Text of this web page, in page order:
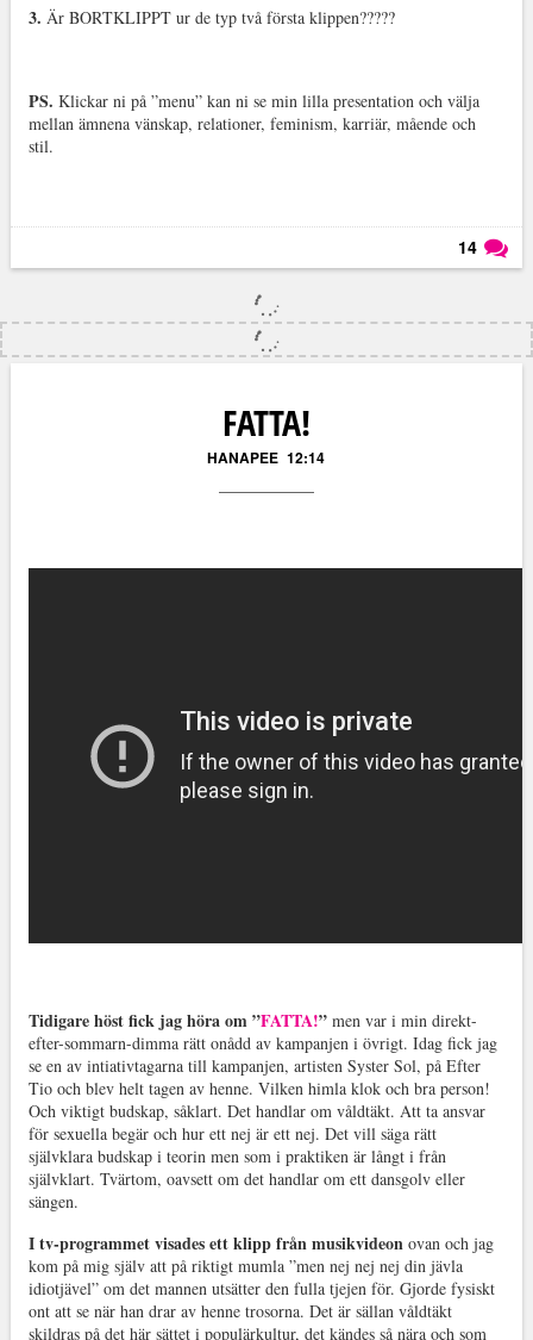
3. Är BORTKLIPPT ur de typ två första klippen?????
PS. Klickar ni på ”menu” kan ni se min lilla presentation och välja
mellan ämnena vänskap, relationer, feminism, karriär, mående och
stil.
14
FATTA!
HANAPEE 12:14
Tidigare höst fick jag höra om ”FATTA!”men var i min direkt-
efter-sommarn-dimma rätt onådd av kampanjen i övrigt. Idag fick jag
se en av intiativtagarna till kampanjen, artisten Syster Sol, på Efter
Tio och blev helt tagen av henne. Vilken himla klok och bra person!
Och viktigt budskap, såklart. Det handlar om våldtäkt. Att ta ansvar
för sexuella begär och hur ett nej är ett nej. Det vill säga rätt
självklara budskap i teorin men som i praktiken är långt i från
självklart. Tvärtom, oavsett om det handlar om ett dansgolv eller
sängen.
I tv-programmet visades ett klipp från musikvideonovan och jag
kom på mig själv att på riktigt mumla ”men nej nej nej din jävla
idiotjävel” om det mannen utsätter den fulla tjejen för. Gjorde fysiskt
ont att se när han drar av henne trosorna. Det är sällan våldtäkt
skildras på det här sättet i populärkultur, det kändes så nära och som